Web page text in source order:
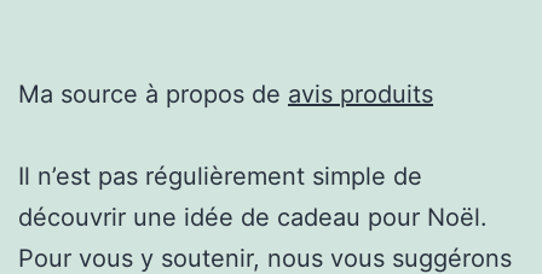
Ma source à propos de avis produits
Il n’est pas régulièrement simple de
découvrir une idée de cadeau pour Noël.
Pour vous y soutenir, nous vous suggérons